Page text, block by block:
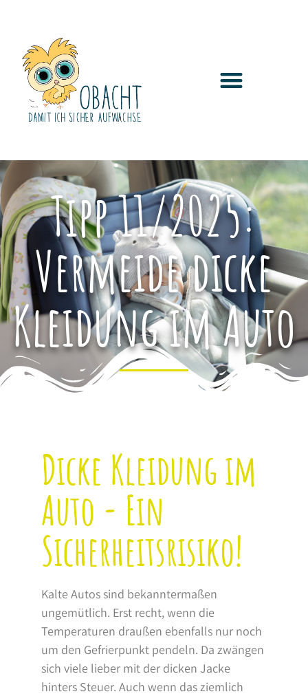
Tipp 11/2025:
Vermeide dicke
Kleidung im Auto
Dicke Kleidung im
Auto - Ein
Sicherheitsrisiko!
Kalte Autos sind bekanntermaßen
ungemütlich. Erst recht, wenn die
Temperaturen draußen ebenfalls nur noch
um den Gefrierpunkt pendeln. Da zwängen
sich viele lieber mit der dicken Jacke
hinters Steuer. Auch wenn das ziemlich